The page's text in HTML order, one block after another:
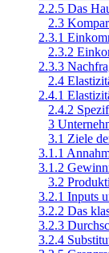
2.2.5 Das
2.3
2.3.1
2.3.2
2.3.3
2.4
2.4.1
2.4.2
3
3.1 Ziele
3.1.1
3.1.2
3.2
3.2.1 Inputs
3.2.2 Das
3.2.3
3.2.4